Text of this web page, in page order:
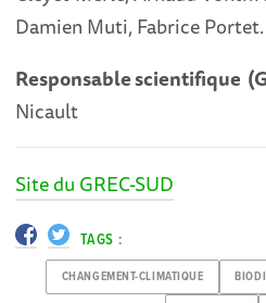
Damien Muti, Fabrice Portet.
Responsable scientifique
Nicault
Site du GREC-SUD
TAGS :
CHANGEMENT-CLIMATIQUE